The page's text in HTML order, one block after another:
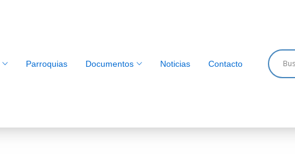
Parroquias Documentos Noticias Contacto